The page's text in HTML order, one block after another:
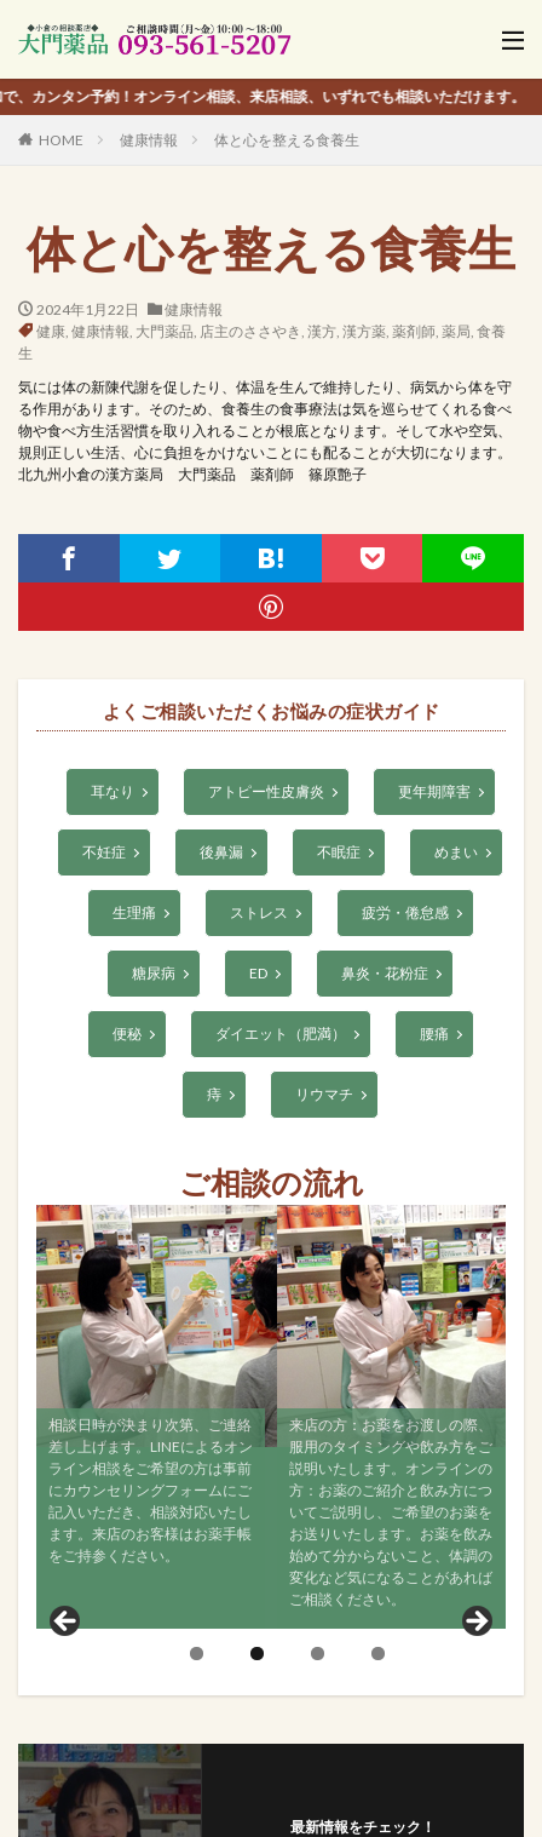
予約！オンライン相談、来店相談、いずれでも相談いただけます。
HOME 健康情報 体と心を整える食養生
体と心を整える食養生
2024年1月22日
健康情報
健康, 健康情報, 大門薬品, 店主のささやき, 漢方, 漢方薬, 薬剤師, 薬局, 食養
生
気には体の新陳代謝を促したり、体温を生んで維持したり、病気から体を守
る作用があります。そのため、食養生の食事療法は気を巡らせてくれる食べ
物や食べ方生活習慣を取り入れることが根底となります。そして水や空気、
規則正しい生活、心に負担をかけないことにも配ることが大切になります。
北九州小倉の漢方薬局 大門薬品 薬剤師 篠原艶子
よくご相談いただくお悩みの症状ガイド
耳なり アトピー性皮膚炎 更年期障害
不妊症 後鼻漏 不眠症 めまい
生理痛 ストレス 疲労・倦怠感
糖尿病 ED 鼻炎・花粉症
便秘 ダイエット（肥満） 腰痛
痔 リウマチ
ご相談の流れ
が決まり次第、ご連絡
ます。LINEによるオン
談をご希望の方は事前
セリングフォームにご
だき、相談対応いたし
店のお客様はお薬手帳
ください。
来店の方：お薬をお渡しの際、
服用のタイミングや飲み方をご
説明いたします。オンラインの
方：お薬のご紹介と飲み方につ
いてご説明し、ご希望のお薬を
お送りいたします。お薬を飲み
始めて分からないこと、体調の
変化など気になることがあれば
ご相談ください。
すべて飲み終え
ご相談ください
ンラインでも構
なるべく経過を
い。お薬が効い
で何か変化がな
か、舌の状態は
聞きし、その後
最新情報をチェック！